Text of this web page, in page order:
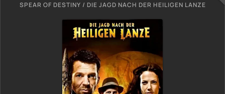
SPEAR OF DESTINY / DIE JAGD NACH DER HEILIGEN LANZE